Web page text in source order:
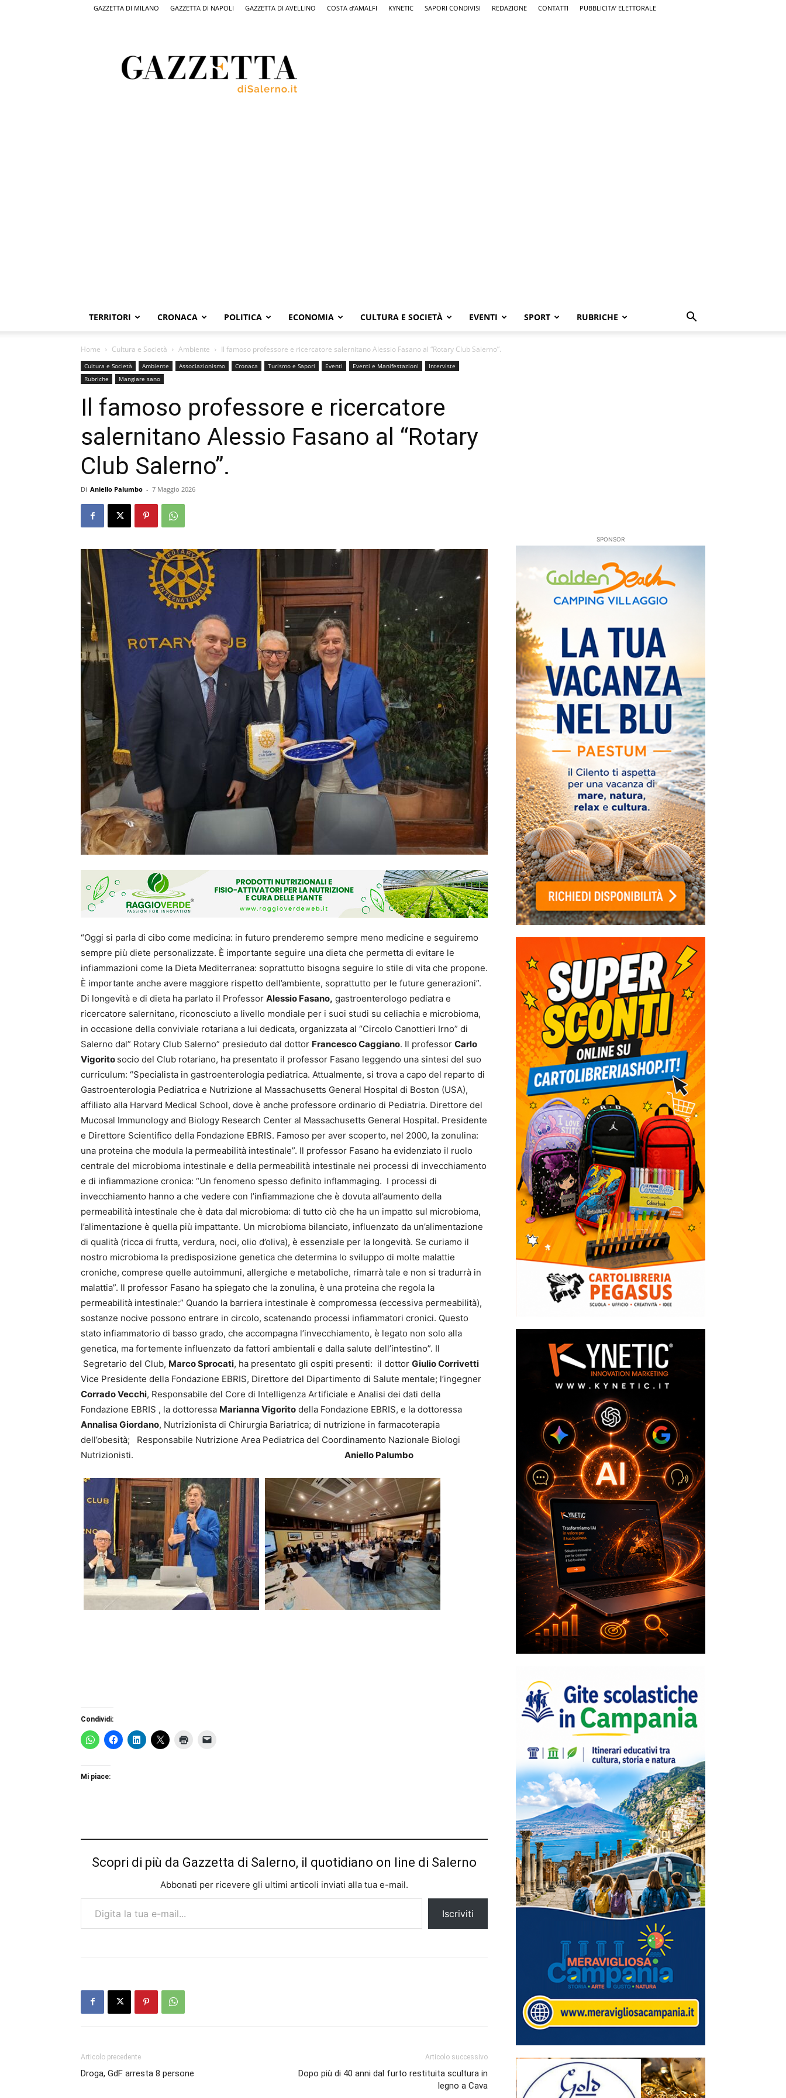
GAZZETTA DI MILANO GAZZETTA DI NAPOLI GAZZETTA DI AVELLINO COSTA d’AMALFI KYNETIC SAPORI CONDIVISI REDAZIONE CONTATTI PUBBLICITA’ ELETTORALE
Salerno,
il
quotidiano
TERRITORI CRONACA POLITICA ECONOMIA CULTURA E SOCIETÀ EVENTI SPORT RUBRICHE
Home Cultura e Società Ambiente Il famoso professore e ricercatore salernitano Alessio Fasano al “Rotary Club Salerno”.
Cultura e Società Ambiente Associazionismo Cronaca Turismo e Sapori Eventi Eventi e Manifestazioni
Interviste
Rubriche
Mangiare sano
Il famoso professore e ricercatore
salernitano Alessio Fasano al “Rotary
Club Salerno”.
Di Aniello Palumbo - 7 Maggio 2026
“Oggi si parla di cibo come medicina: in futuro prenderemo sempre meno medicine e seguiremo
sempre più diete personalizzate. È importante seguire una dieta che permetta di evitare le
infiammazioni come la Dieta Mediterranea: soprattutto bisogna seguire lo stile di vita che propone.
È importante anche avere maggiore rispetto dell’ambiente, soprattutto per le future generazioni”.
Di longevità e di dieta ha parlato il Professor Alessio Fasano, gastroenterologo pediatra e
ricercatore salernitano, riconosciuto a livello mondiale per i suoi studi su celiachia e microbioma,
in occasione della conviviale rotariana a lui dedicata, organizzata al “Circolo Canottieri Irno” di
Salerno dal” Rotary Club Salerno” presieduto dal dottor Francesco Caggiano. Il professor Carlo
Vigorito socio del Club rotariano, ha presentato il professor Fasano leggendo una sintesi del suo
curriculum: “Specialista in gastroenterologia pediatrica. Attualmente, si trova a capo del reparto di
Gastroenterologia Pediatrica e Nutrizione al Massachusetts General Hospital di Boston (USA),
affiliato alla Harvard Medical School, dove è anche professore ordinario di Pediatria. Direttore del
Mucosal Immunology and Biology Research Center al Massachusetts General Hospital. Presidente
e Direttore Scientifico della Fondazione EBRIS. Famoso per aver scoperto, nel 2000, la zonulina:
una proteina che modula la permeabilità intestinale”. Il professor Fasano ha evidenziato il ruolo
centrale del microbioma intestinale e della permeabilità intestinale nei processi di invecchiamento
e di infiammazione cronica: “Un fenomeno spesso definito inflammaging. I processi di
invecchiamento hanno a che vedere con l’infiammazione che è dovuta all’aumento della
permeabilità intestinale che è data dal microbioma: di tutto ciò che ha un impatto sul microbioma,
l’alimentazione è quella più impattante. Un microbioma bilanciato, influenzato da un’alimentazione
di qualità (ricca di frutta, verdura, noci, olio d’oliva), è essenziale per la longevità. Se curiamo il
nostro microbioma la predisposizione genetica che determina lo sviluppo di molte malattie
croniche, comprese quelle autoimmuni, allergiche e metaboliche, rimarrà tale e non si tradurrà in
malattia”. Il professor Fasano ha spiegato che la zonulina, è una proteina che regola la
permeabilità intestinale:” Quando la barriera intestinale è compromessa (eccessiva permeabilità),
sostanze nocive possono entrare in circolo, scatenando processi infiammatori cronici. Questo
stato infiammatorio di basso grado, che accompagna l’invecchiamento, è legato non solo alla
genetica, ma fortemente influenzato da fattori ambientali e dalla salute dell’intestino”. Il
Segretario del Club, Marco Sprocati, ha presentato gli ospiti presenti: il dottor Giulio Corrivetti
Vice Presidente della Fondazione EBRIS, Direttore del Dipartimento di Salute mentale; l’ingegner
Corrado Vecchi, Responsabile del Core di Intelligenza Artificiale e Analisi dei dati della
Fondazione EBRIS , la dottoressa Marianna Vigorito della Fondazione EBRIS, e la dottoressa
Annalisa Giordano, Nutrizionista di Chirurgia Bariatrica; di nutrizione in farmacoterapia
dell’obesità; Responsabile Nutrizione Area Pediatrica del Coordinamento Nazionale Biologi
Nutrizionisti.
Aniello Palumbo
Condividi:
Mi piace:
Scopri di più da Gazzetta di Salerno, il quotidiano on line di Salerno
Abbonati per ricevere gli ultimi articoli inviati alla tua e-mail.
Digita la tua e-mail...
Iscriviti
Articolo precedente
Droga, GdF arresta 8 persone
Articolo successivo
Dopo più di 40 anni dal furto restituita scultura in
legno a Cava
SPONSOR